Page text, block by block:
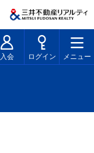
入会 ログイン メニュー